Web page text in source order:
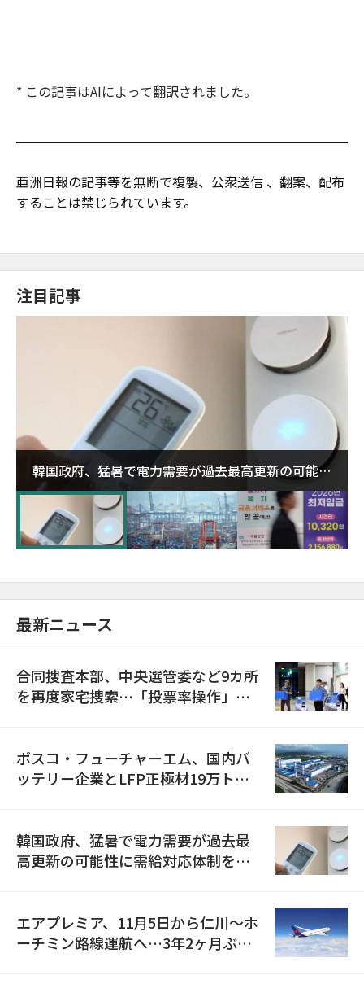
* この記事はAIによって翻訳されました。
亜洲日報の記事等を無断で複製、公衆送信 、翻案、配布
することは禁じられています。
注目記事
韓国政府、猛暑で電力需要が過去最高更新の可能性
に需給対応体制を点検
最新ニュース
合同捜査本部、中央選管委など9カ所
を再度家宅捜索…「投票率操作」の
ポスコ・フューチャーエム、国内バ
ッテリー企業とLFP正極材19万トン
韓国政府、猛暑で電力需要が過去最
高更新の可能性に需給対応体制を点
エアプレミア、11月5日から仁川〜ホ
ーチミン路線運航へ…3年2ヶ月ぶり